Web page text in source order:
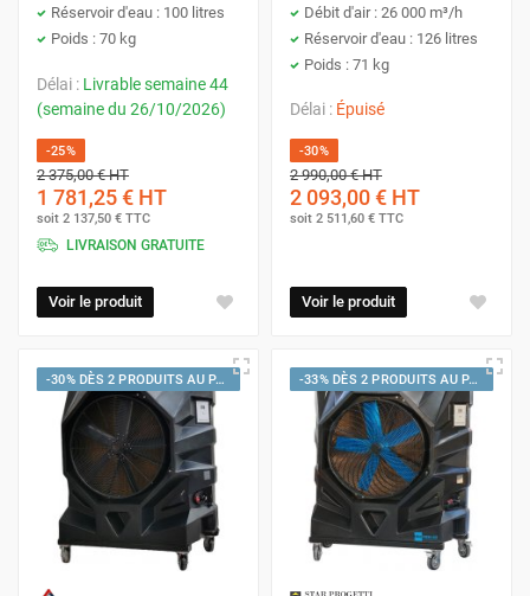
Réservoir d'eau : 100 litres
Poids : 70 kg
Délai : Livrable semaine 44
(semaine du 26/10/2026)
-25%
2 375,00 €HT
1 781,25 € HT
soit 2 137,50 € TTC
LIVRAISON GRATUITE
Voir le produit
Débit d'air : 26 000 m³/h
Réservoir d'eau : 126 litres
Poids : 71 kg
Délai : Épuisé
-30%
2 990,00 €HT
2 093,00 € HT
soit 2 511,60 € TTC
Voir le produit
-30% DÈS 2 PRODUITS AU PANIER -33% DÈS 2 PRODUITS AU PANIER